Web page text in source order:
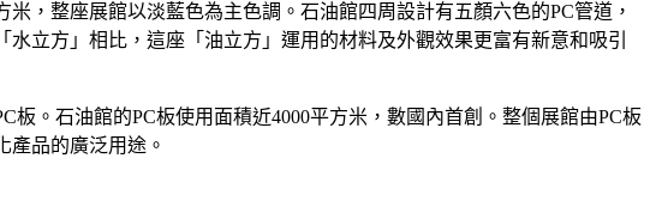
，整座展館以淡藍色為主色調。石油館四周設計有五顏六色的PC管道，
立方」相比，這座「油立方」運用的材料及外觀效果更富有新意和吸引
。石油館的PC板使用面積近4000平方米，數國內首創。整個展館由PC板
產品的廣泛用途。